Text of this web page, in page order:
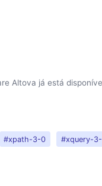
Altova já está
#xpath-3-0 #xquery-